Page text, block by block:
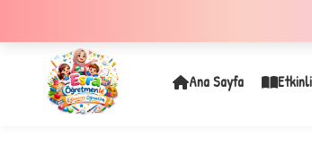
Ana Sayfa